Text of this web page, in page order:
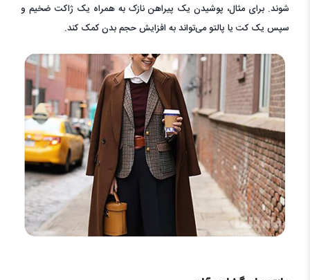
شوند. برای مثال، پوشیدن یک پیراهن نازک به همراه یک ژاکت ضخیم و
سپس یک کت یا پالتو می‌تواند به افزایش حجم بدن کمک کند.